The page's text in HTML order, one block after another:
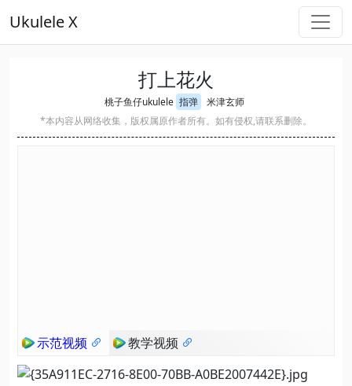
Ukulele X
打上花火
桃子鱼仔ukulele 指弹
米津玄师
*本内容从网络收集，版权属原作者所有。如有侵权,请联系删除。
示范视频 教学视频